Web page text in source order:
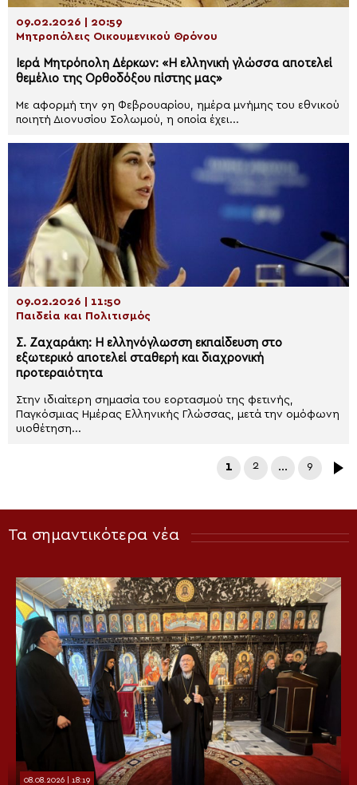
09.02.2026 | 20:59
Μητροπόλεις Οικουμενικού Θρόνου
Ιερά Μητρόπολη Δέρκων: «Η ελληνική γλώσσα αποτελεί
θεμέλιο της Ορθοδόξου πίστης μας»
Με αφορμή την 9η Φεβρουαρίου, ημέρα μνήμης του εθνικού
ποιητή Διονυσίου Σολωμού, η οποία έχει...
09.02.2026 | 11:50
Παιδεία και Πολιτισμός
Σ. Ζαχαράκη: Η ελληνόγλωσση εκπαίδευση στο
εξωτερικό αποτελεί σταθερή και διαχρονική
προτεραιότητα
Στην ιδιαίτερη σημασία του εορτασμού της φετινής,
Παγκόσμιας Ημέρας Ελληνικής Γλώσσας, μετά την ομόφωνη
υιοθέτηση...
1 2 … 9
Τα σημαντικότερα νέα
08.08.2026 | 18:19